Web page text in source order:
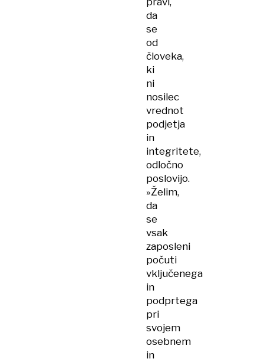
da
se
od
človeka,
ki
ni
nosilec
vrednot
podjetja
in
integritete,
odločno
poslovijo.
»Želim,
da
se
vsak
zaposleni
počuti
vključenega
in
podprtega
pri
svojem
osebnem
in